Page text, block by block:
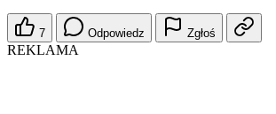
7 Odpowiedz Zgłoś
REKLAMA